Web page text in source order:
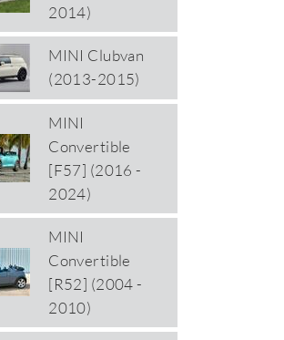
2014)
MINI Clubvan
(2013-2015)
MINI
Convertible
[F57] (2016 -
2024)
MINI
Convertible
[R52] (2004 -
2010)